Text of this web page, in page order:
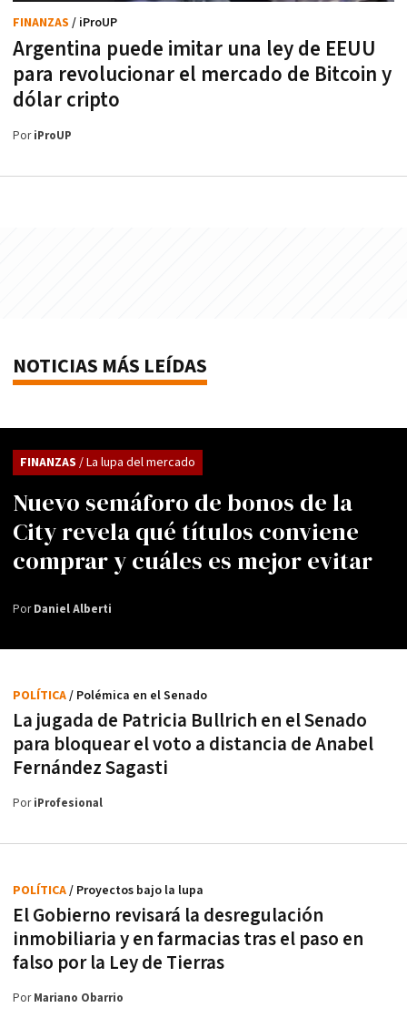
Argentina puede imitar una ley de EEUU
para revolucionar el mercado de Bitcoin y
dólar cripto
FINANZAS / iProUP
PoriProUP
NOTICIAS MÁS LEÍDAS
Nuevo semáforo de bonos de la
City revela qué títulos conviene
comprar y cuáles es mejor evitar
FINANZAS / La lupa del mercado
PorDaniel Alberti
La jugada de Patricia Bullrich en el Senado
para bloquear el voto a distancia de Anabel
Fernández Sagasti
POLÍTICA/ Polémica en el Senado
PoriProfesional
El Gobierno revisará la desregulación
inmobiliaria y en farmacias tras el paso en
falso por la Ley de Tierras
POLÍTICA/ Proyectos bajo la lupa
PorMariano Obarrio